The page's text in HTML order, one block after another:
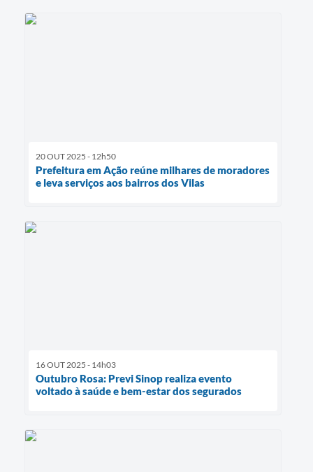
20 OUT 2025 - 12h50
Prefeitura em Ação reúne milhares de moradores
e leva serviços aos bairros dos Vilas
16 OUT 2025 - 14h03
Outubro Rosa: Previ Sinop realiza evento
voltado à saúde e bem-estar dos segurados